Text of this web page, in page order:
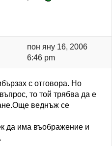
пон яну 16, 2006
6:46 pm
с отговора. Но
то той трябва да е
веднъж се
да има въображение и